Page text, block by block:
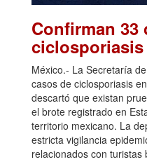
Confirman 33
ciclosporiasis
México.- La Secretaría
casos de ciclosporiasis
descartó que existan
el brote registrado en
territorio mexicano. La
estricta vigilancia
relacionados con turistas